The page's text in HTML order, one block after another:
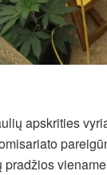
apskrities